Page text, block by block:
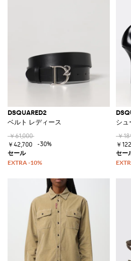
DSQUARED2
ベルト レディース
￥61,000
￥42,700
-30%
シュ
￥
￥